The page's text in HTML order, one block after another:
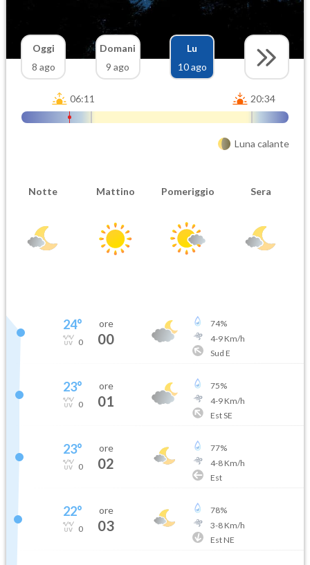
Oggi
8 ago
Domani
9 ago
Lu
10 ago
06:11 20:34
Luna calante
Notte Mattino Pomeriggio Sera
24°
0
ore
00
74%
4-9Km/h
Sud E
23°
0
ore
01
75%
4-9Km/h
Est SE
23°
0
ore
02
77%
4-8Km/h
Est
22°
0
ore
03
78%
3-8Km/h
Est NE